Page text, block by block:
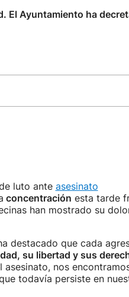
El Ayuntamiento ha
luto ante asesinato
concentración esta tarde
han mostrado su
destacado que cada
su libertad y sus
asesinato, nos
todavía persiste en